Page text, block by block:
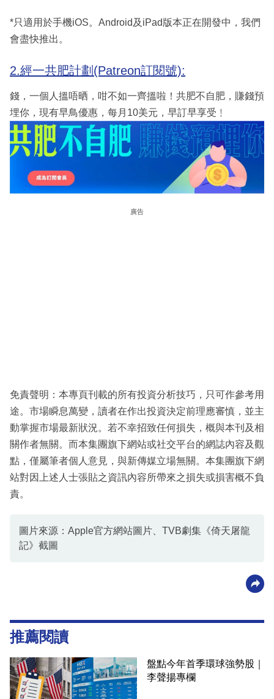
*只適用於手機iOS。Android及iPad版本正在開發中，我們
會盡快推出。
2.經一共肥計劃(Patreon訂閱號):
錢，一個人搵唔晒，咁不如一齊搵啦！共肥不自肥，賺錢預
埋你，現有早鳥優惠，每月10美元，早訂早享受﹗
廣告
免責聲明：本專頁刊載的所有投資分析技巧，只可作參考用
途。市場瞬息萬變，讀者在作出投資決定前理應審慎，並主
動掌握市場最新狀況。若不幸招致任何損失，概與本刊及相
關作者無關。而本集團旗下網站或社交平台的網誌內容及觀
點，僅屬筆者個人意見，與新傳媒立場無關。本集團旗下網
站對因上述人士張貼之資訊內容所帶來之損失或損害概不負
責。
圖片來源：Apple官方網站圖片、TVB劇集《倚天屠龍
記》截圖
推薦閱讀
盤點今年首季環球強勢股｜
李聲揚專欄